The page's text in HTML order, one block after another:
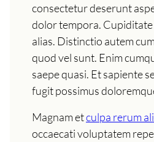
consectetur deserunt
dolor tempora.
alias. Distinctio autem
quod vel sunt. Enim
saepe quasi. Et sapiente
fugit possimus
Magnam etculpa rerum
occaecati voluptatem